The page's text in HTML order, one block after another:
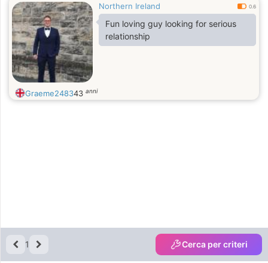
Northern Ireland 0.6
Fun loving guy looking for serious
relationship
Graeme248343 anni
1 Cerca per criteri